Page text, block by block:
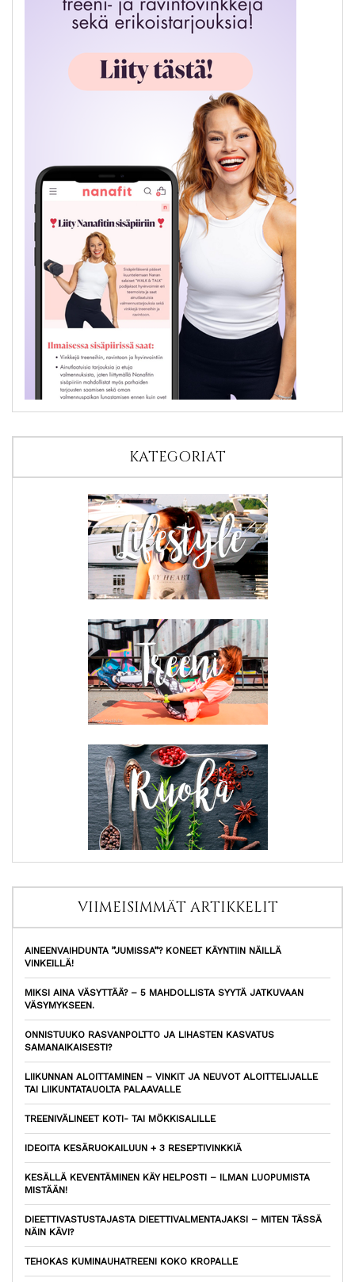
KATEGORIAT
VIIMEISIMMÄT ARTIKKELIT
AINEENVAIHDUNTA ”JUMISSA”? KONEET KÄYNTIIN NÄILLÄ
VINKEILLÄ!
MIKSI AINA VÄSYTTÄÄ? – 5 MAHDOLLISTA SYYTÄ JATKUVAAN
VÄSYMYKSEEN.
ONNISTUUKO RASVANPOLTTO JA LIHASTEN KASVATUS
SAMANAIKAISESTI?
LIIKUNNAN ALOITTAMINEN – VINKIT JA NEUVOT ALOITTELIJALLE
TAI LIIKUNTATAUOLTA PALAAVALLE
TREENIVÄLINEET KOTI- TAI MÖKKISALILLE
IDEOITA KESÄRUOKAILUUN + 3 RESEPTIVINKKIÄ
KESÄLLÄ KEVENTÄMINEN KÄY HELPOSTI – ILMAN LUOPUMISTA
MISTÄÄN!
DIEETTIVASTUSTAJASTA DIEETTIVALMENTAJAKSI – MITEN TÄSSÄ
NÄIN KÄVI?
TEHOKAS KUMINAUHATREENI KOKO KROPALLE